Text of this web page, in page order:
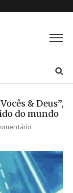
& Deus”,
do mundo